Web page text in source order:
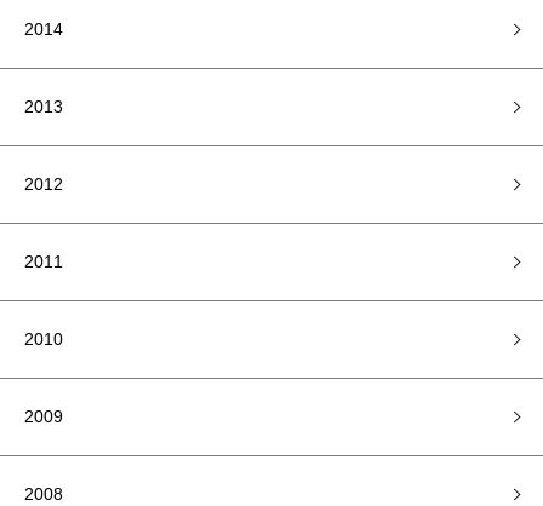
2014
2013
2012
2011
2010
2009
2008